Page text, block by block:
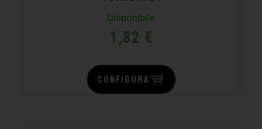
Disponibile
1,82 €
CONFIGURA